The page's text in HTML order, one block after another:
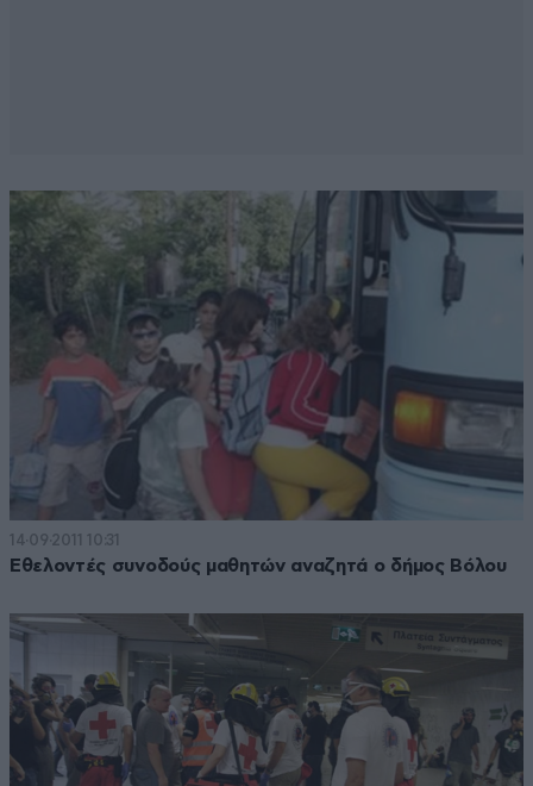
14·09·2011 10:31
Εθελοντές συνοδούς μαθητών αναζητά ο δήμος Βόλου